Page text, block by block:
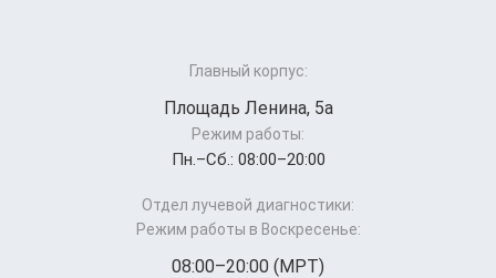
Главный корпус:
Площадь Ленина, 5а
Режим работы:
Пн.–Cб.: 08:00–20:00
Отдел лучевой диагностики:
Режим работы в Воскресенье:
08:00–20:00 (МРТ)